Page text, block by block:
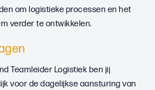
om logistieke processen en het
verder te ontwikkelen.
Teamleider Logistiek ben jij
voor de dagelijkse aansturing van